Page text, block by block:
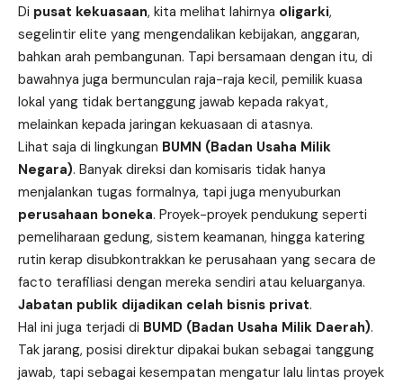
Di pusat kekuasaan, kita melihat lahirnya oligarki,
segelintir elite yang mengendalikan kebijakan, anggaran,
bahkan arah pembangunan. Tapi bersamaan dengan itu, di
bawahnya juga bermunculan raja-raja kecil, pemilik kuasa
lokal yang tidak bertanggung jawab kepada rakyat,
melainkan kepada jaringan kekuasaan di atasnya.
Lihat saja di lingkungan BUMN (Badan Usaha Milik
Negara). Banyak direksi dan komisaris tidak hanya
menjalankan tugas formalnya, tapi juga menyuburkan
perusahaan boneka. Proyek-proyek pendukung seperti
pemeliharaan gedung, sistem keamanan, hingga katering
rutin kerap disubkontrakkan ke perusahaan yang secara de
facto terafiliasi dengan mereka sendiri atau keluarganya.
Jabatan publik dijadikan celah bisnis privat.
Hal ini juga terjadi di BUMD (Badan Usaha Milik Daerah).
Tak jarang, posisi direktur dipakai bukan sebagai tanggung
jawab, tapi sebagai kesempatan mengatur lalu lintas proyek